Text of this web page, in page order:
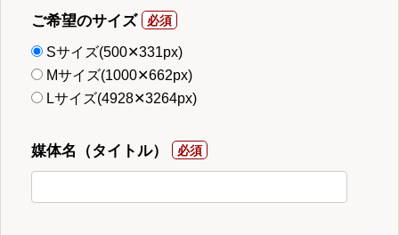
ご希望のサイズ
Sサイズ(500✕331px)
Mサイズ(1000✕662px)
Lサイズ(4928✕3264px)
媒体名（タイトル）